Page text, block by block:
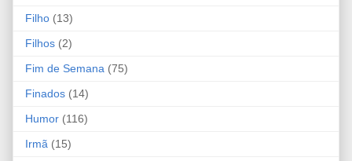
Filho (13)
Filhos (2)
Fim de Semana (75)
Finados (14)
Humor (116)
Irmã (15)